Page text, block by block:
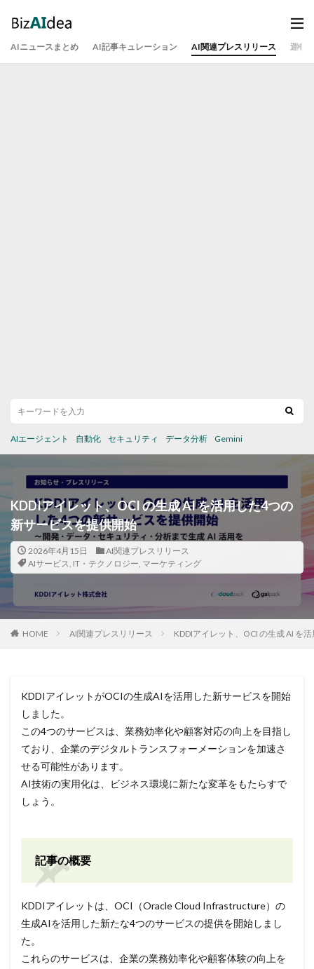
AIニュースまとめ AI記事キュレーション AI関連プレスリリース 運営
AIエージェント 自動化 セキュリティ データ分析 Gemini
KDDIアイレット、OCI の生成 AI を活用した4つの
新サービスを提供開始
2026年4月15日
AI関連プレスリリース
AIサービス, IT・テクノロジー, マーケティング
HOME AI関連プレスリリース KDDIアイレット、OCI の生成 AI を
KDDIアイレットがOCIの生成AIを活用した新サービスを開始
しました。
この4つのサービスは、業務効率化や顧客対応の向上を目指し
ており、企業のデジタルトランスフォーメーションを加速さ
せる可能性があります。
AI技術の実用化は、ビジネス環境に新たな変革をもたらすで
しょう。
記事の概要
KDDIアイレットは、OCI（Oracle Cloud Infrastructure）の
生成AIを活用した新たな4つのサービスの提供を開始しまし
た。
これらのサービスは、企業の業務効率化や顧客体験の向上を